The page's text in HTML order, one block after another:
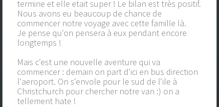
termine et elle etait super ! Le bilan est très positif.
Nous avons eu beaucoup de chance de
commencer notre voyage avec cette famille là.
Je pense qu'on pensera à eux pendant encore
longtemps !
Mais c'est une nouvelle aventure qui va
commencer : demain on part d'ici en bus direction
l'aeroport. On s'envole pour le sud de l'ile à
Christchurch pour chercher notre van :) on a
tellement hate !